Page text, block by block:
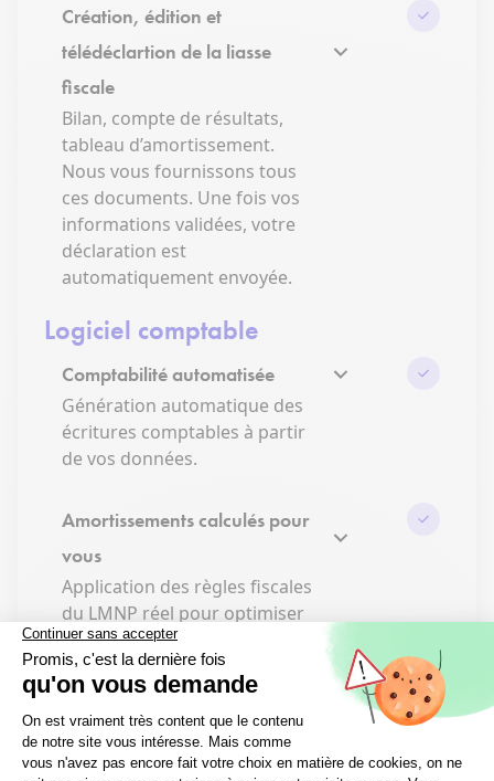
Création, édition et
télédéclartion de la liasse
fiscale
Bilan, compte de résultats,
tableau d’amortissement.
Nous vous fournissons tous
ces documents. Une fois vos
informations validées, votre
déclaration est
automatiquement envoyée.
Logiciel comptable
Comptabilité automatisée
Génération automatique des
écritures comptables à partir
de vos données.
Amortissements calculés pour
vous
Application des règles fiscales
du LMNP réel pour optimiser
vos charges
Accompagnement
Audit personnalisé
Un PDF détaillé de votre